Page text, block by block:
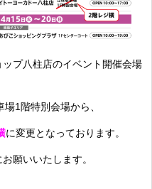
プ八柱店のイベント開催会場
1階特別会場から、
に変更となっております。
願いいたします。